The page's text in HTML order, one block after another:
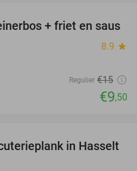
37%
+ friet en saus
8.9 star
Regulier €15
€9,50
32%
in Hasselt